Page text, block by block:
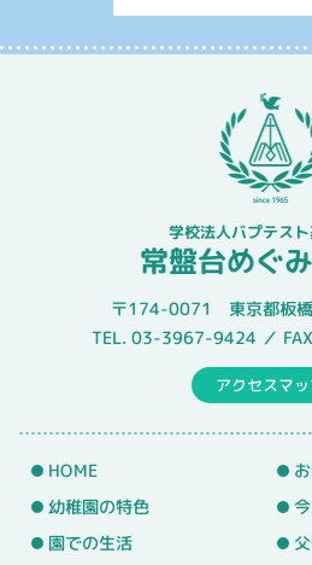
学校法人バプテス
常盤台めぐ
〒174-0071 東京都板
TEL. 03-3967-9424 ／
アクセスマ
HOME
幼稚園の特色
園での生活